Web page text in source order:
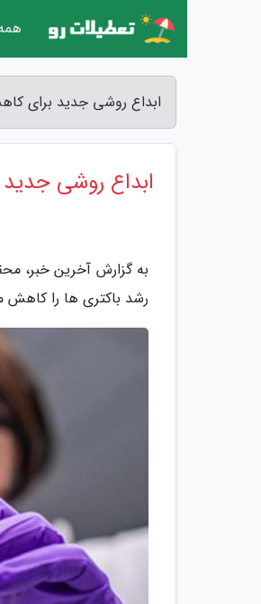
ابداع روشی جدید برای
ابداع روشی
به گزارش آخرین خبر،
رشد باکتری ها را کاهش